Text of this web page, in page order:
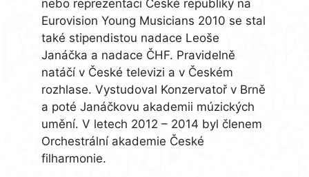
nebo reprezentaci České republiky na
Eurovision Young Musicians 2010 se stal
také stipendistou nadace Leoše
Janáčka a nadace ČHF. Pravidelně
natáčí v České televizi a v Českém
rozhlase. Vystudoval Konzervatoř v Brně
a poté Janáčkovu akademii múzických
umění. V letech 2012 – 2014 byl členem
Orchestrální akademie České
filharmonie.